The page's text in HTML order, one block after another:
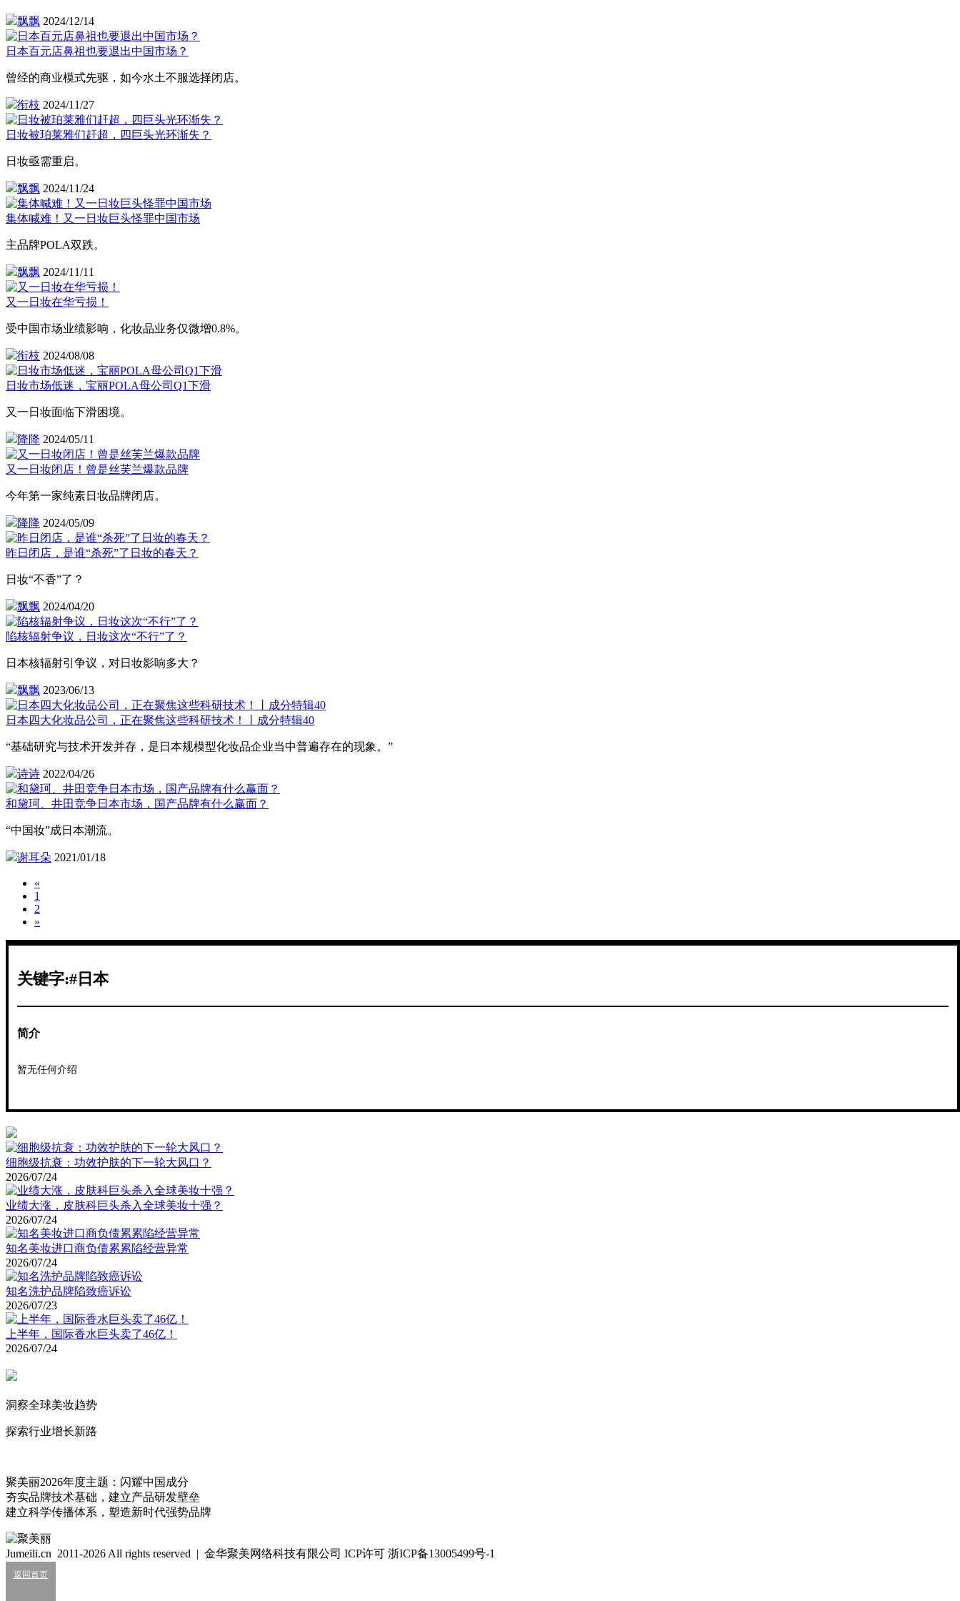
飘飘 2024/12/14
日本百元店鼻祖也要退出中国市场？
曾经的商业模式先驱，如今水土不服选择闭店。
衔枝 2024/11/27
日妆被珀莱雅们赶超，四巨头光环渐失？
日妆亟需重启。
飘飘 2024/11/24
集体喊难！又一日妆巨头怪罪中国市场
主品牌POLA双跌。
飘飘 2024/11/11
又一日妆在华亏损！
受中国市场业绩影响，化妆品业务仅微增0.8%。
衔枝 2024/08/08
日妆市场低迷，宝丽POLA母公司Q1下滑
又一日妆面临下滑困境。
降降 2024/05/11
又一日妆闭店！曾是丝芙兰爆款品牌
今年第一家纯素日妆品牌闭店。
降降 2024/05/09
昨日闭店，是谁“杀死”了日妆的春天？
日妆“不香”了？
飘飘 2024/04/20
陷核辐射争议，日妆这次“不行”了？
日本核辐射引争议，对日妆影响多大？
飘飘 2023/06/13
日本四大化妆品公司，正在聚焦这些科研技术！丨成分特辑40
“基础研究与技术开发并存，是日本规模型化妆品企业当中普遍存在的现象。”
诗诗 2022/04/26
和黛珂、井田竞争日本市场，国产品牌有什么赢面？
“中国妆”成日本潮流。
谢耳朵 2021/01/18
«
1
2
»
关键字:#日本
简介
暂无任何介绍
细胞级抗衰：功效护肤的下一轮大风口？
2026/07/24
业绩大涨，皮肤科巨头杀入全球美妆十强？
2026/07/24
知名美妆进口商负债累累陷经营异常
2026/07/24
知名洗护品牌陷致癌诉讼
2026/07/23
上半年，国际香水巨头卖了46亿！
2026/07/24
洞察全球美妆趋势
探索行业增长新路
聚美丽2026年度主题：闪耀中国成分
夯实品牌技术基础，建立产品研发壁垒
建立科学传播体系，塑造新时代强势品牌
Jumeili.cn 2011-2026 All rights reserved | 金华聚美网络科技有限公司 ICP许可 浙ICP备13005499号-1
返回首页